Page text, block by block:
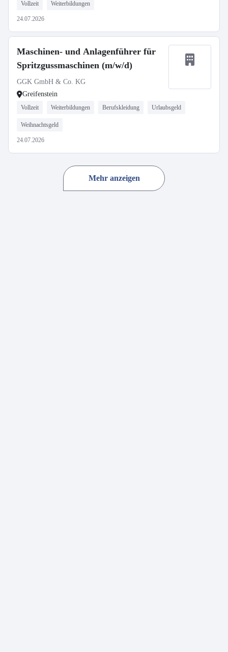
Vollzeit Weiterbildungen
24.07.2026
Maschinen- und Anlagenführer für
Spritzgussmaschinen (m/w/d)
GGK GmbH & Co. KG
Greifenstein
Vollzeit Weiterbildungen Berufskleidung Urlaubsgeld
Weihnachtsgeld
24.07.2026
Mehr anzeigen